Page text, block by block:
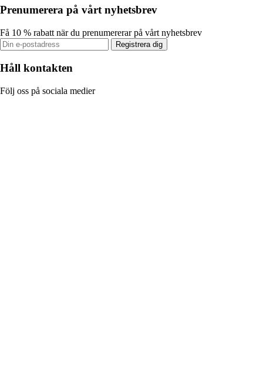
Prenumerera på vårt nyhetsbrev
Få 10 % rabatt när du prenumererar på vårt nyhetsbrev
Registrera dig
Håll kontakten
Följ oss på sociala medier